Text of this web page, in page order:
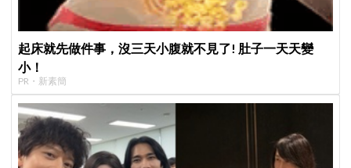
起床就先做件事，沒三天小腹就不見了! 肚子一天天變
小！
PR・新素簡